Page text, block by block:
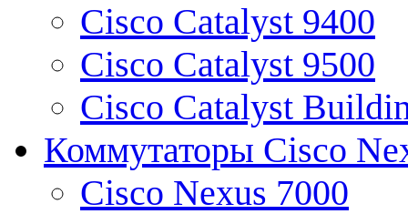
Cisco Catalyst 9400
Cisco Catalyst 9500
Cisco Catalyst
Коммутаторы Cisco
Cisco Nexus 7000